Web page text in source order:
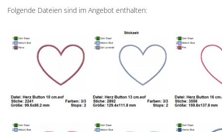
Folgende Dateien sind im Angebot enthalten: